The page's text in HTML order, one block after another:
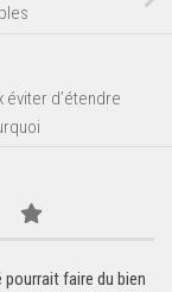
éviter d’étendre
faire du bien